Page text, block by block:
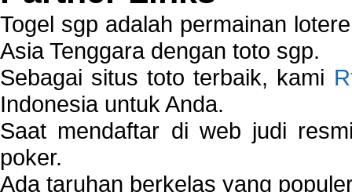
Togel sgp adalah permainan
Asia Tenggara dengan toto sgp.
Sebagai situs toto terbaik, kami
Indonesia untuk Anda.
Saat mendaftar di web judi
poker.
Ada taruhan berkelas yang